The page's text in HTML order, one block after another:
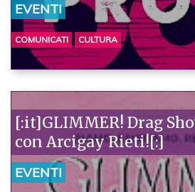
EVENTI
COMUNICATI CULTURA
[:it]GLIMMER! Drag
con Arcigay Rieti![:]
EVENTI